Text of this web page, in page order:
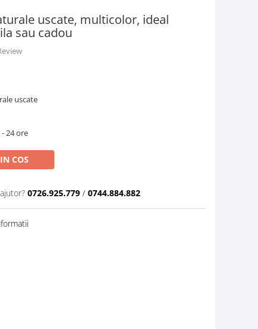
uscate, multicolor, ideal
sau cadou
uscate
- 24 ore
COS
0726.925.779 / 0744.884.882